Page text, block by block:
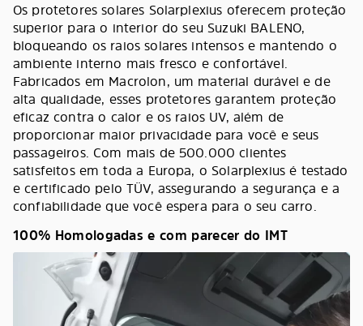
Os protetores solares Solarplexius oferecem proteção
superior para o interior do seu Suzuki BALENO,
bloqueando os raios solares intensos e mantendo o
ambiente interno mais fresco e confortável.
Fabricados em Macrolon, um material durável e de
alta qualidade, esses protetores garantem proteção
eficaz contra o calor e os raios UV, além de
proporcionar maior privacidade para você e seus
passageiros. Com mais de 500.000 clientes
satisfeitos em toda a Europa, o Solarplexius é testado
e certificado pelo TÜV, assegurando a segurança e a
confiabilidade que você espera para o seu carro.
100% Homologadas e com parecer do IMT